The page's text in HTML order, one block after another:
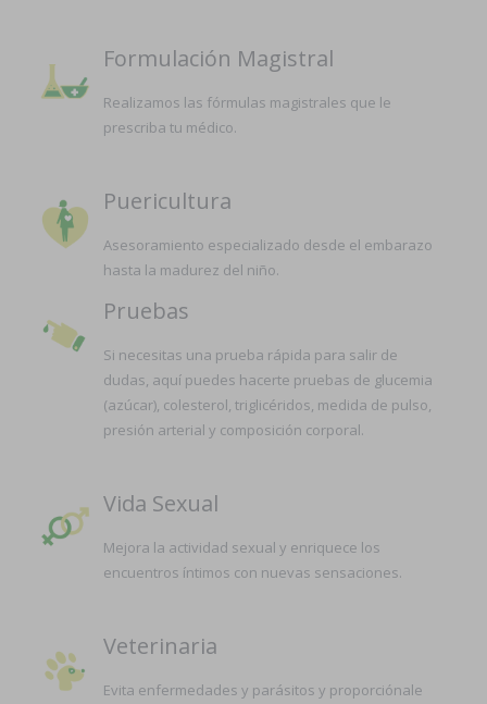
Formulación Magistral
Realizamos las fórmulas magistrales que le
prescriba tu médico.
Puericultura
Asesoramiento especializado desde el embarazo
hasta la madurez del niño.
Pruebas
Si necesitas una prueba rápida para salir de
dudas, aquí puedes hacerte pruebas de glucemia
(azúcar), colesterol, triglicéridos, medida de pulso,
presión arterial y composición corporal.
Vida Sexual
Mejora la actividad sexual y enriquece los
encuentros íntimos con nuevas sensaciones.
Veterinaria
Evita enfermedades y parásitos y proporciónale